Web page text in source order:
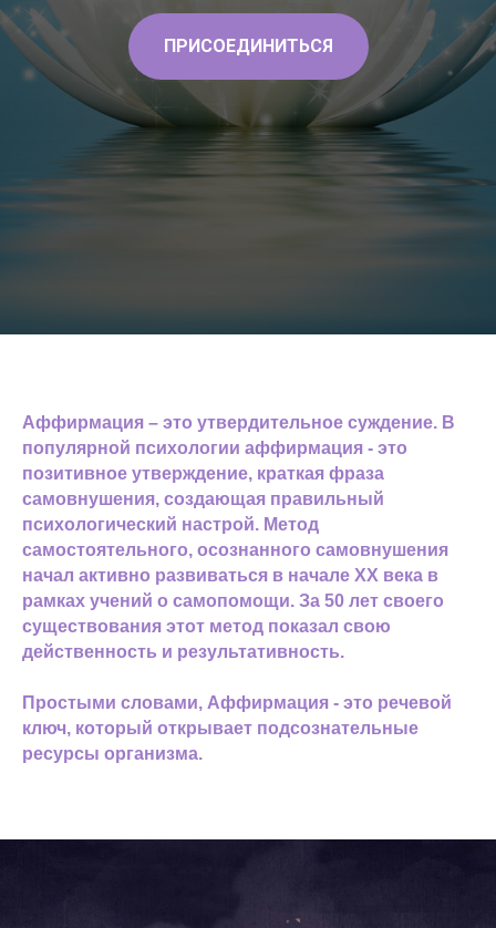
ПРИСОЕДИНИТЬСЯ
Аффирмация – это утвердительное суждение. В
популярной психологии аффирмация - это
позитивное утверждение, краткая фраза
самовнушения, создающая правильный
психологический настрой. Метод
самостоятельного, осознанного самовнушения
начал активно развиваться в начале XX века в
рамках учений о самопомощи. За 50 лет своего
существования этот метод показал свою
действенность и результативность.
Простыми словами, Аффирмация - это речевой
ключ, который открывает подсознательные
ресурсы организма.